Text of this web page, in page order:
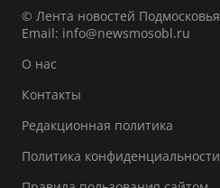
© Лента новостей Подмосковья
Email: info@newsmosobl.ru
О нас
Контакты
Редакционная политика
Политика конфиденциальности